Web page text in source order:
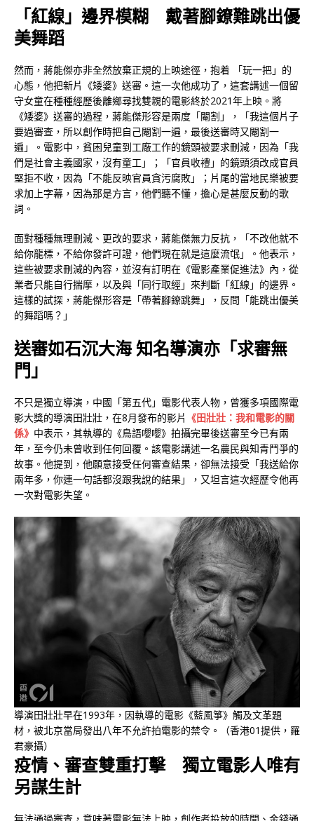
「紅線」邊界模糊 戴著腳鐐難跳出優
美舞蹈
然而，蔣能傑亦非全然放棄正規的上映途徑，抱着 「玩一把」的
心態，他把新片《矮婆》送審。這一次他成功了，這套講述一個留
守女童在種種經歷後離鄉尋找雙親的電影終於2021年上映。將
《矮婆》送審的過程，蔣能傑形容是兩度「閹割」，「我這個片子
要過審查，所以創作時把自己閹割一遍，最後送審時又閹割一
遍」。電影中，貧困兒童到工廠工作的鏡頭被要求刪減，因為「我
們是社會主義國家，沒有童工」；「官員收禮」的鏡頭須改成官員
堅拒不收，因為「不能反映官員貪污腐敗」；片尾的當地民樂被要
求加上字幕，因為那是方言，他們聽不懂，擔心是甚麼反動的歌
詞。
面對種種無理刪減、更改的要求，蔣能傑無力反抗，「不改他就不
給你龍標，不給你發許可證，他們現在就是這麼流氓」。他表示，
這些被要求刪減的內容，並沒有訂明在《電影產業促進法》內，從
業者只能自行揣摩，以及與「同行取經」來判斷「紅線」的邊界。
這樣的試探，蔣能傑形容是「帶著腳鐐跳舞」，反問「能跳出優美
的舞蹈嗎？」
送審如石沉大海 知名導演亦「求審無
門」
不只是獨立導演，中國「第五代」電影代表人物，曾獲多項國際電
影大獎的導演田壯壯，在8月發布的影片 《田壯壯：我和電影的關
係》 中表示，其執導的《鳥語嚶嚶》拍攝完畢後送審至今已有兩
年，至今仍未曾收到任何回覆。該電影講述一名農民與知青鬥爭的
故事。他提到，他願意接受任何審查結果，卻無法接受「我送給你
兩年多，你連一句話都沒跟我說的結果」，又坦言這次經歷令他再
一次對電影失望。
導演田壯壯早在1993年，因執導的電影《藍風箏》觸及文革題
材，被北京當局發出八年不允許拍電影的禁令。（香港01提供，羅
君豪攝）
疫情、審查雙重打擊 獨立電影人唯有
另謀生計